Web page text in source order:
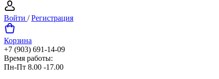
Войти /Регистрация
Корзина
+7 (903) 691-14-09
Время работы:
Пн-Пт 8.00 -17.00